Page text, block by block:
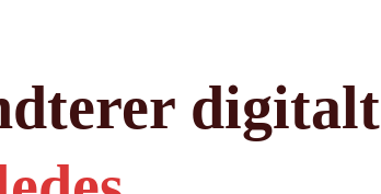
digitalt